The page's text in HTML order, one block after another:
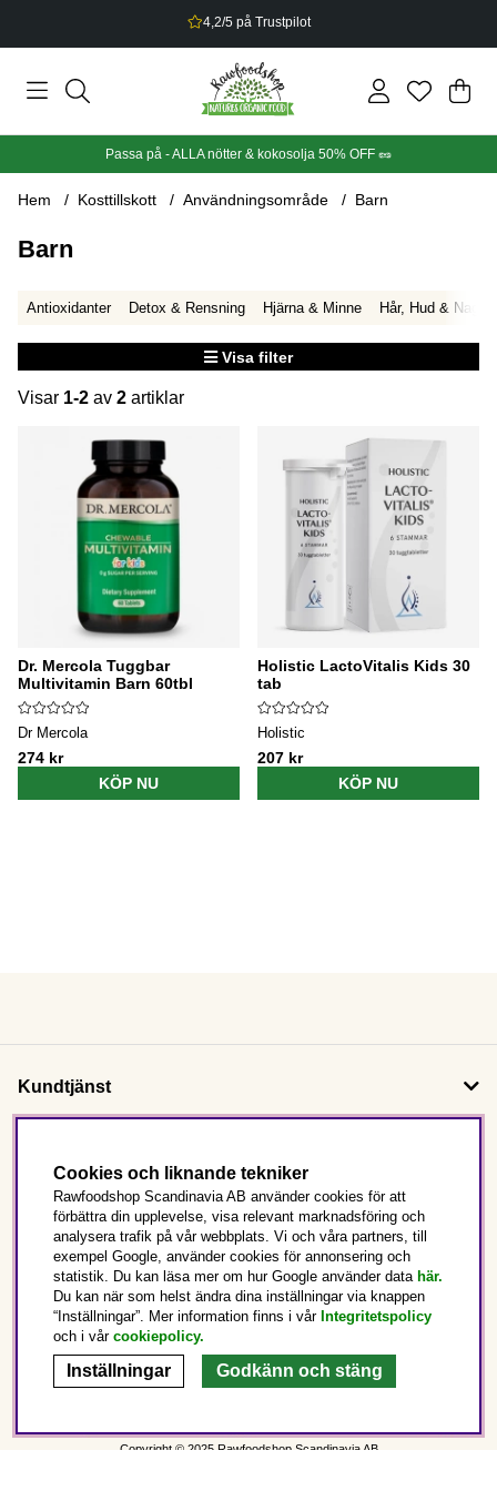
4,2/5 på Trustpilot
Din
.
Passa på - ALLA nötter & kokosolja 50% OFF 🥜
Hem Kosttillskott Användningsområde Barn
Barn
Antioxidanter Detox & Rensning Hjärna & Minne Hår, Hud & Naglar
Visa filter
Visar 1-2 av 2 artiklar
Dr. Mercola Tuggbar
Multivitamin Barn 60tbl
Dr Mercola
274 kr
KÖP NU
Holistic LactoVitalis Kids 30
tab
Holistic
207 kr
KÖP NU
Kundtjänst
Följ oss
Det här är Rawfoodshop
Sverige
Copyright © 2025 Rawfoodshop Scandinavia AB
Cookies och liknande tekniker
Rawfoodshop Scandinavia AB använder cookies för att
förbättra din upplevelse, visa relevant marknadsföring och
analysera trafik på vår webbplats. Vi och våra partners, till
exempel Google, använder cookies för annonsering och
statistik. Du kan läsa mer om hur Google använder data här.
Du kan när som helst ändra dina inställningar via knappen
“Inställningar”. Mer information finns i vår Integritetspolicy
och i vår cookiepolicy.
Inställningar Godkänn och stäng